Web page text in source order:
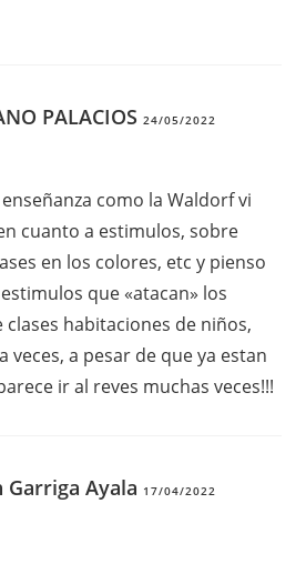
PALACIOS24/05/2022
como la Waldorf vi
cuanto a estimulos, sobre
en los colores, etc y pienso
que «atacan» los
clases habitaciones de niños,
veces, a pesar de que ya estan
ir al reves muchas veces!!!
Garriga Ayala 17/04/2022